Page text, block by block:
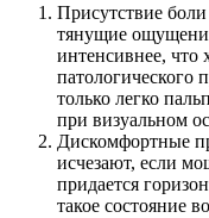
Присутствие
тянущие
интенсивнее, что
патологического
только легко
при визуальном
Дискомфортные
исчезают, если
придается
такое состояние